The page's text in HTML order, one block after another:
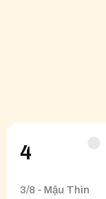
4
3/8 - Mậu Thìn